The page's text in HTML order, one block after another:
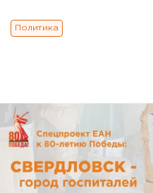
Политика